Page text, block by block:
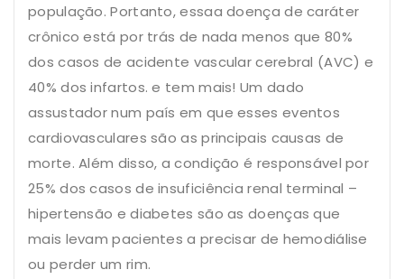
população. Portanto, essaa doença de caráter
crônico está por trás de nada menos que 80%
dos casos de acidente vascular cerebral (AVC) e
40% dos infartos. e tem mais! Um dado
assustador num país em que esses eventos
cardiovasculares são as principais causas de
morte. Além disso, a condição é responsável por
25% dos casos de insuficiência renal terminal –
hipertensão e diabetes são as doenças que
mais levam pacientes a precisar de hemodiálise
ou perder um rim.